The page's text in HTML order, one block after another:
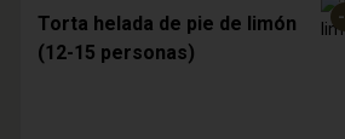
-
Torta helada de pie de limón
(12-15 personas)